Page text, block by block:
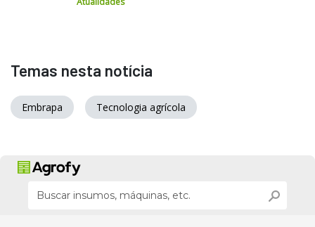
Temas nesta notícia
Embrapa Tecnologia agrícola